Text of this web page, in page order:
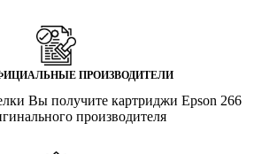
ПРОИЗВОДИТЕЛИ
Вы получите картриджи Epson 266
производителя